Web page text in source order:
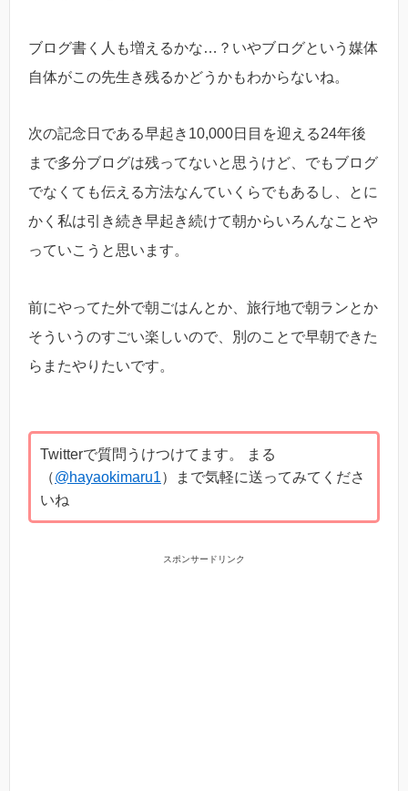
ブログ書く人も増えるかな…？いやブログという媒体
自体がこの先生き残るかどうかもわからないね。
次の記念日である早起き10,000日目を迎える24年後
まで多分ブログは残ってないと思うけど、でもブログ
でなくても伝える方法なんていくらでもあるし、とに
かく私は引き続き早起き続けて朝からいろんなことや
っていこうと思います。
前にやってた外で朝ごはんとか、旅行地で朝ランとか
そういうのすごい楽しいので、別のことで早朝できた
らまたやりたいです。
Twitterで質問うけつけてます。 まる
（@hayaokimaru1）まで気軽に送ってみてくださ
いね
スポンサードリンク